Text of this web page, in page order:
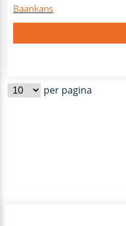
Baankans
per pagina